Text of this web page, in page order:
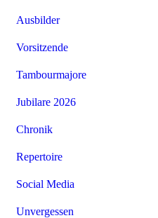
Ausbilder
Vorsitzende
Tambourmajore
Jubilare 2026
Chronik
Repertoire
Social Media
Unvergessen